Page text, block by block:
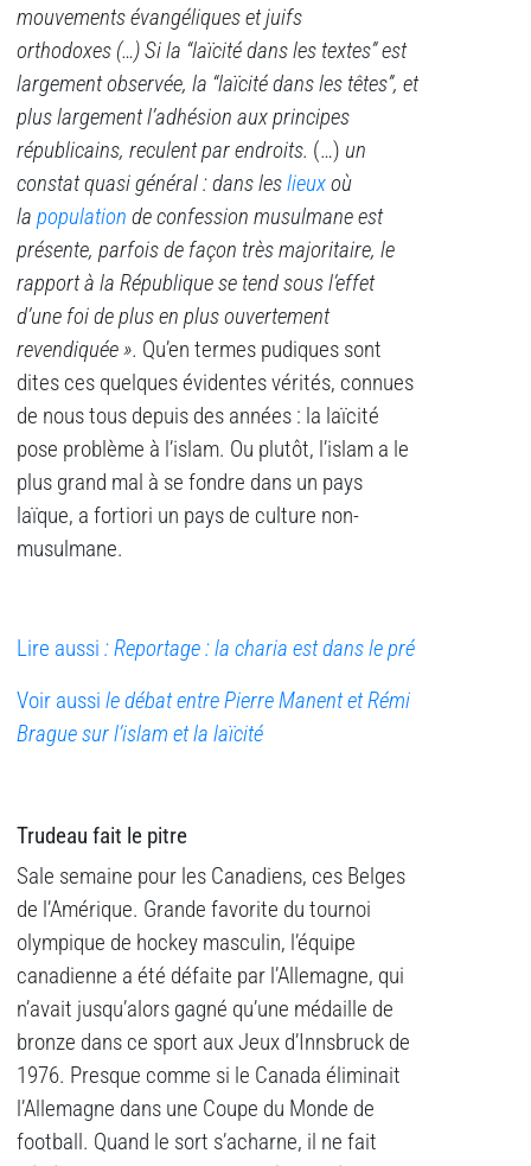
mouvements évangéliques et juifs
orthodoxes (…) Si la “laïcité dans les textes” est
largement observée, la “laïcité dans les têtes”, et
plus largement l’adhésion aux principes
républicains, reculent par endroits. (…) un
constat quasi général : dans leslieuxoù
la population de confession musulmane est
présente, parfois de façon très majoritaire, le
rapport à la République se tend sous l’effet
d’une foi de plus en plus ouvertement
revendiquée ». Qu’en termes pudiques sont
dites ces quelques évidentes vérités, connues
de nous tous depuis des années : la laïcité
pose problème à l’islam. Ou plutôt, l’islam a le
plus grand mal à se fondre dans un pays
laïque, a fortiori un pays de culture non-
musulmane.
Lire aussi : Reportage : la charia est dans le pré
Voir aussi le débat entre Pierre Manent et Rémi
Brague sur l’islam et la laïcité
Trudeau fait le pitre
Sale semaine pour les Canadiens, ces Belges
de l’Amérique. Grande favorite du tournoi
olympique de hockey masculin, l’équipe
canadienne a été défaite par l’Allemagne, qui
n’avait jusqu’alors gagné qu’une médaille de
bronze dans ce sport aux Jeux d’Innsbruck de
1976. Presque comme si le Canada éliminait
l’Allemagne dans une Coupe du Monde de
football. Quand le sort s’acharne, il ne fait